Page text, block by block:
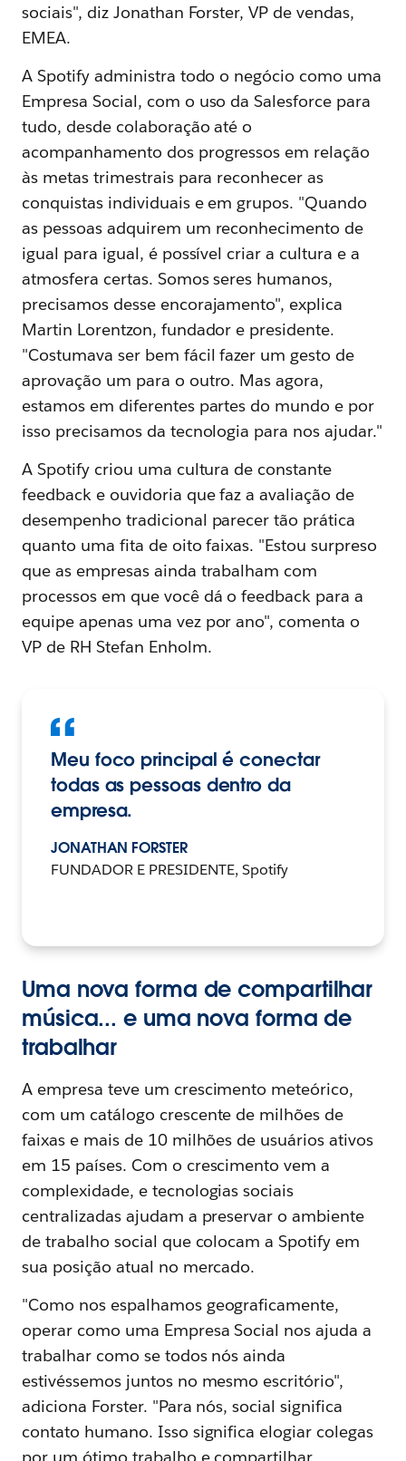
sociais", diz Jonathan Forster, VP de vendas,
EMEA.
A Spotify administra todo o negócio como uma
Empresa Social, com o uso da Salesforce para
tudo, desde colaboração até o
acompanhamento dos progressos em relação
às metas trimestrais para reconhecer as
conquistas individuais e em grupos. "Quando
as pessoas adquirem um reconhecimento de
igual para igual, é possível criar a cultura e a
atmosfera certas. Somos seres humanos,
precisamos desse encorajamento", explica
Martin Lorentzon, fundador e presidente.
"Costumava ser bem fácil fazer um gesto de
aprovação um para o outro. Mas agora,
estamos em diferentes partes do mundo e por
isso precisamos da tecnologia para nos ajudar."
A Spotify criou uma cultura de constante
feedback e ouvidoria que faz a avaliação de
desempenho tradicional parecer tão prática
quanto uma fita de oito faixas. "Estou surpreso
que as empresas ainda trabalham com
processos em que você dá o feedback para a
equipe apenas uma vez por ano", comenta o
VP de RH Stefan Enholm.
Meu foco principal é conectar
todas as pessoas dentro da
empresa.
JONATHAN FORSTER
FUNDADOR E PRESIDENTE, Spotify
Uma nova forma de compartilhar
música... e uma nova forma de
trabalhar
A empresa teve um crescimento meteórico,
com um catálogo crescente de milhões de
faixas e mais de 10 milhões de usuários ativos
em 15 países. Com o crescimento vem a
complexidade, e tecnologias sociais
centralizadas ajudam a preservar o ambiente
de trabalho social que colocam a Spotify em
sua posição atual no mercado.
"Como nos espalhamos geograficamente,
operar como uma Empresa Social nos ajuda a
trabalhar como se todos nós ainda
estivéssemos juntos no mesmo escritório",
adiciona Forster. "Para nós, social significa
contato humano. Isso significa elogiar colegas